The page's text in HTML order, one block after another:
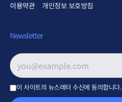
이용약관 개인정보 보호방침
Newsletter
이메일 주소*
이 사이트의 뉴스레터 수신에 동의합니다.